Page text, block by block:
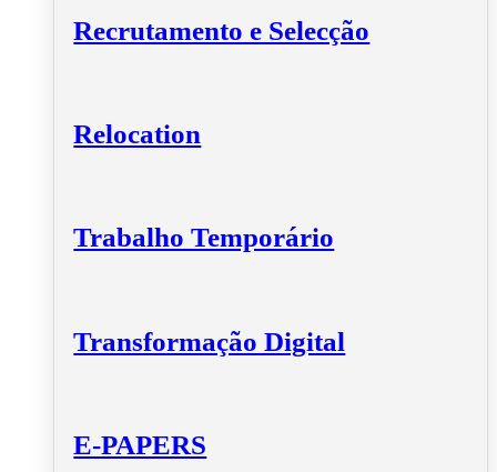
Recrutamento e Selecção
Relocation
Trabalho Temporário
Transformação Digital
E-PAPERS